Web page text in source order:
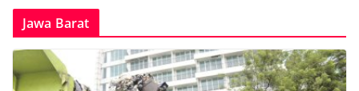
Jawa Barat